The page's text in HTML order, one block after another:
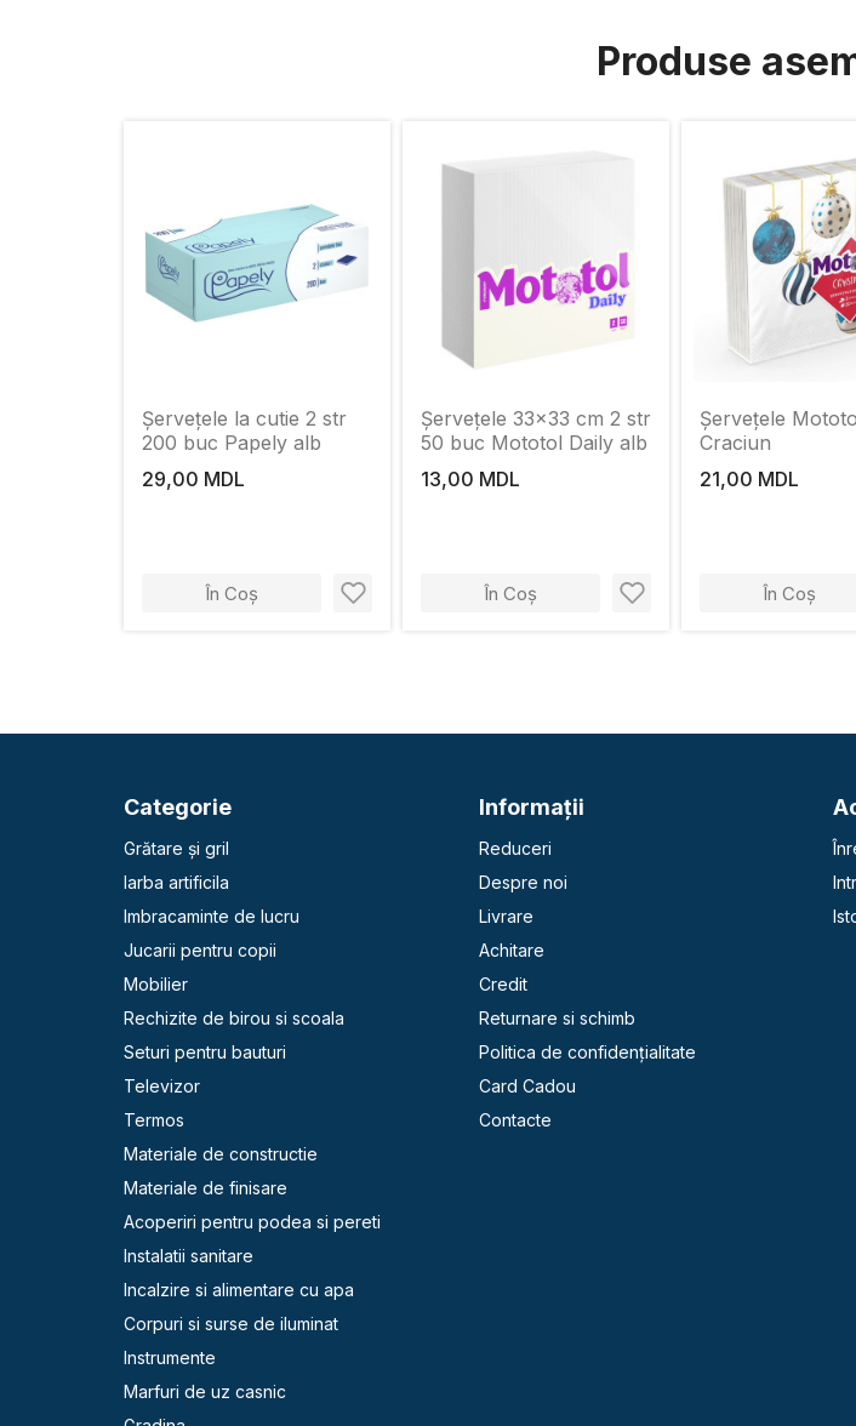
Produse
Șervețele la cutie 2 str
200 buc Papely alb
29,00 MDL
În Coș
Șervețele 33x33 cm 2 str
50 buc Mototol Daily alb
13,00 MDL
În Coș
Șervețele
Craciun
21,00 MDL
În Coș
Categorie
Grătare și gril
Iarba artificila
Imbracaminte de lucru
Jucarii pentru copii
Mobilier
Rechizite de birou si scoala
Seturi pentru bauturi
Televizor
Termos
Materiale de constructie
Materiale de finisare
Acoperiri pentru podea si pereti
Instalatii sanitare
Incalzire si alimentare cu apa
Corpuri si surse de iluminat
Instrumente
Marfuri de uz casnic
Informaţii
Reduceri
Despre noi
Livrare
Achitare
Credit
Returnare si schimb
Politica de confidențialitate
Card Cadou
Contacte